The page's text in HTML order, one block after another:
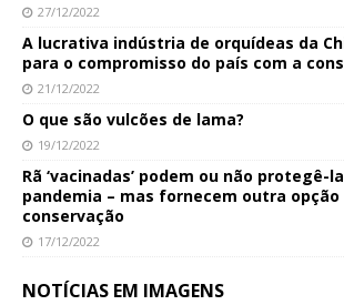
27/12/2022
A lucrativa indústria de orquídeas da
para o compromisso do país com a
21/12/2022
O que são vulcões de lama?
19/12/2022
Rã ‘vacinadas’ podem ou não protegê-
pandemia – mas fornecem outra opção
conservação
17/12/2022
NOTÍCIAS EM IMAGENS